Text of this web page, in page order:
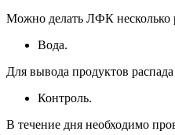
Можно делать ЛФК несколько
Вода.
Для вывода продуктов
Контроль.
В течение дня необходимо